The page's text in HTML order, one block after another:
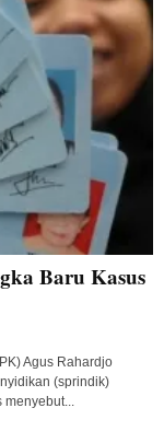
Baru Kasus
Agus Rahardjo
(sprindik)
menyebut...